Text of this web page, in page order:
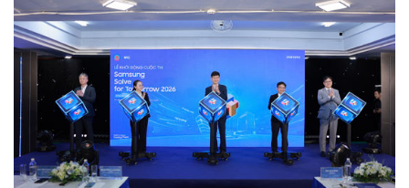
và đổi mới sáng tạo lớn nhất cả nước, định hướng này đang được
thúc đẩy mạnh mẽ thông qua các mô hình kết nối giữa cơ quan
quản lý, doanh nghiệp và nhà trường.